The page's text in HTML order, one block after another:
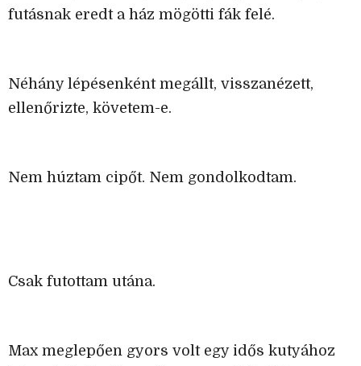
futásnak eredt a ház mögötti fák felé.
Néhány lépésenként megállt, visszanézett,
ellenőrizte, követem-e.
Nem húztam cipőt. Nem gondolkodtam.
Csak futottam utána.
Max meglepően gyors volt egy idős kutyához